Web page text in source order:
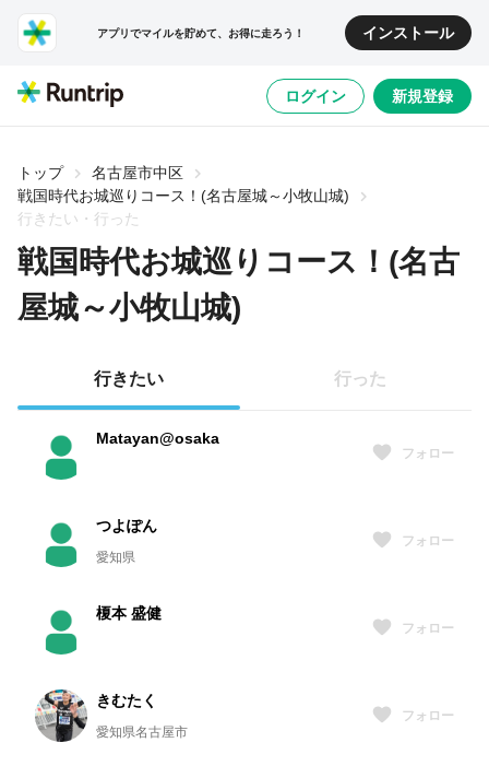
アプリでマイルを貯めて、お得に走ろう！ インストール
ログイン 新規登録
トップ
名古屋市中区
戦国時代お城巡りコース！(名古屋城～小牧山城)
行きたい・行った
戦国時代お城巡りコース！(名古
屋城～小牧山城)
行きたい 行った
Matayan@osaka
フォロー
つよぽん
愛知県
フォロー
榎本 盛健
フォロー
きむたく
愛知県名古屋市
フォロー